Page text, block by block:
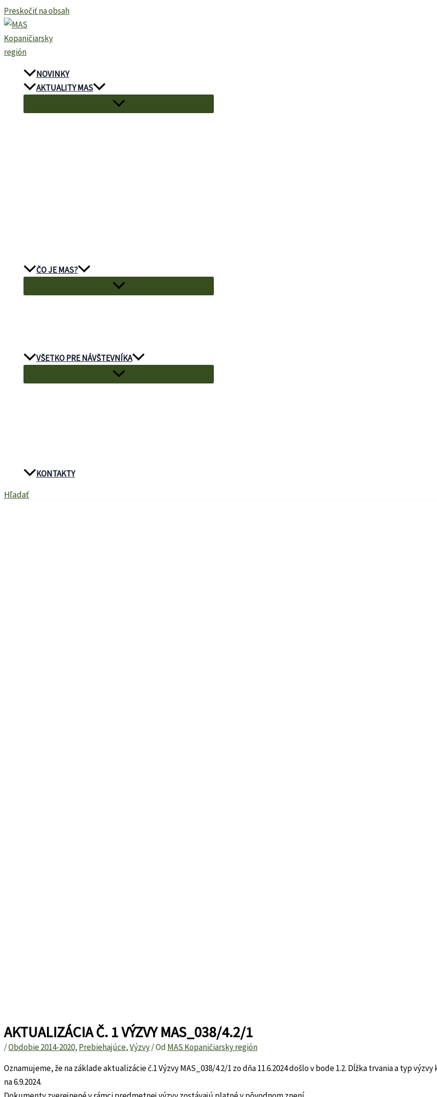
Preskočiť na obsah
NOVINKY
AKTUALITY MAS
ČO JE MAS?
VŠETKO PRE NÁVŠTEVNÍKA
KONTAKTY
Hľadať
AKTUALIZÁCIA Č. 1 VÝZVY MAS_038/4.2/1
/Obdobie 2014-2020, Prebiehajúce,Výzvy/ Od MAS Kopaničiarsky región
Oznamujeme, že na základe aktualizácie č.1 Výzvy MAS_038/4.2/1 zo dňa 11.6.2024 došlo v bode 1.2. Dĺžka trvania a typ
na 6.9.2024.